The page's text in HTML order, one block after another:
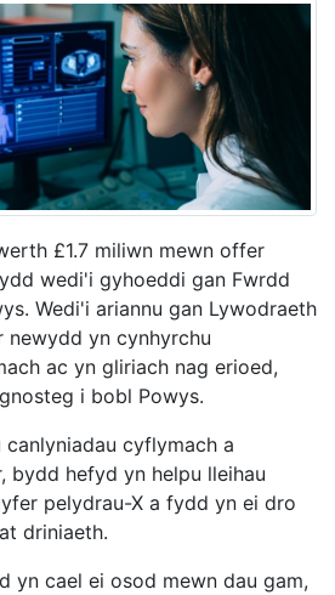
£1.7 miliwn mewn offer
wedi'i gyhoeddi gan Fwrdd
Wedi'i ariannu gan Lywodraeth
yn cynhyrchu
ac yn gliriach nag erioed,
i bobl Powys.
cyflymach a
bydd hefyd yn helpu lleihau
pelydrau-X a fydd yn ei dro
driniaeth.
yn cael ei osod mewn dau gam,